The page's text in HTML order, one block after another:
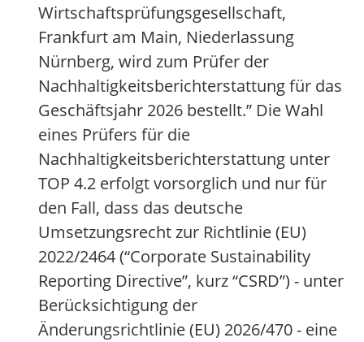
Wirtschaftsprüfungsgesellschaft,
Frankfurt am Main, Niederlassung
Nürnberg, wird zum Prüfer der
Nachhaltigkeitsberichterstattung für das
Geschäftsjahr 2026 bestellt.” Die Wahl
eines Prüfers für die
Nachhaltigkeitsberichterstattung unter
TOP 4.2 erfolgt vorsorglich und nur für
den Fall, dass das deutsche
Umsetzungsrecht zur Richtlinie (EU)
2022/2464 (“Corporate Sustainability
Reporting Directive”, kurz “CSRD”) - unter
Berücksichtigung der
Änderungsrichtlinie (EU) 2026/470 - eine